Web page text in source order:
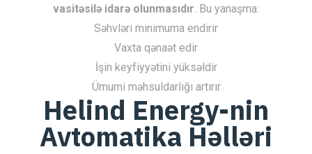
vasitəsilə idarə olunmasıdır. Bu yanaşma:
Səhvləri minimuma endirir
Vaxta qənaət edir
İşin keyfiyyətini yüksəldir
Ümumi məhsuldarlığı artırır
Helind Energy-nin
Avtomatika Həlləri